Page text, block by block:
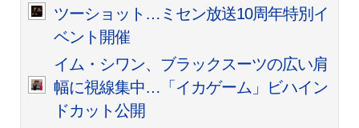
ツーショット…ミセン放送10周年特別イ
ベント開催
イム・シワン、ブラックスーツの広い肩
幅に視線集中…「イカゲーム」ビハイン
ドカット公開